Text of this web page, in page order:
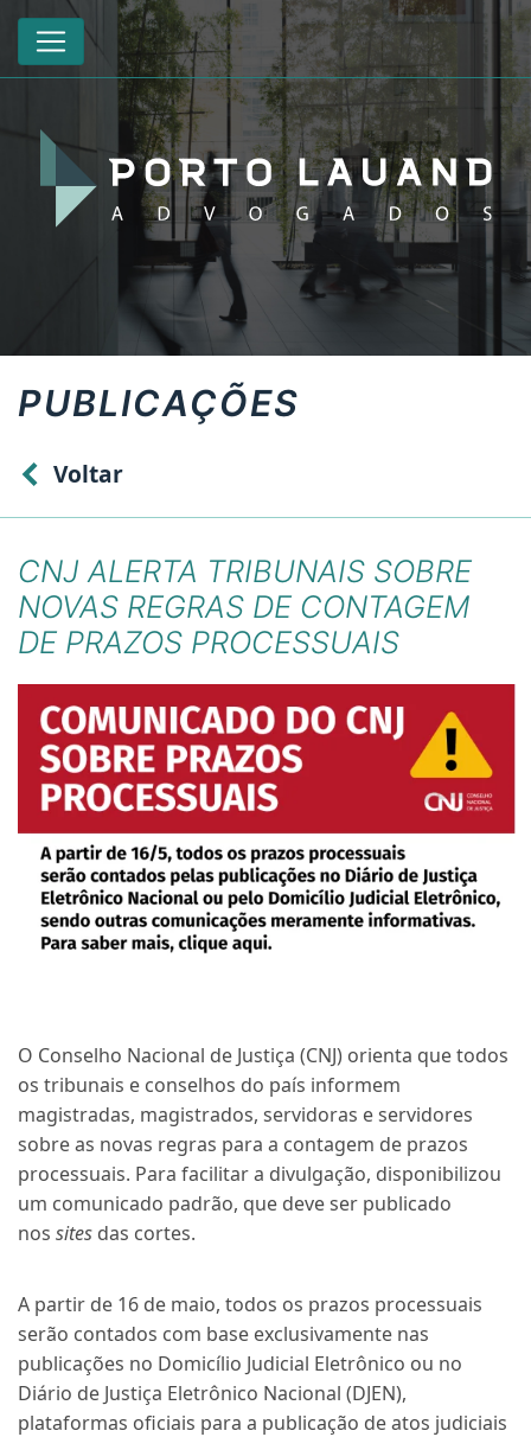
PUBLICAÇÕES
Voltar
CNJ ALERTA TRIBUNAIS SOBRE
NOVAS REGRAS DE CONTAGEM
DE PRAZOS PROCESSUAIS
O Conselho Nacional de Justiça (CNJ) orienta que todos
os tribunais e conselhos do país informem
magistradas, magistrados, servidoras e servidores
sobre as novas regras para a contagem de prazos
processuais. Para facilitar a divulgação, disponibilizou
um comunicado padrão, que deve ser publicado
nos sites das cortes.
A partir de 16 de maio, todos os prazos processuais
serão contados com base exclusivamente nas
publicações no Domicílio Judicial Eletrônico ou no
Diário de Justiça Eletrônico Nacional (DJEN),
plataformas oficiais para a publicação de atos judiciais